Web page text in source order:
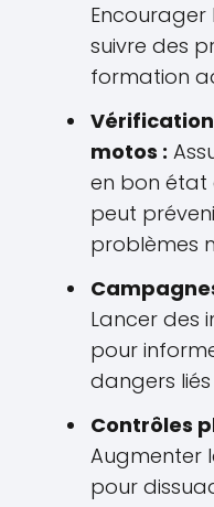
suivre des
formation
motos :
en bon état
peut
problèmes
Lancer des
pour
dangers
Contrôles
Augmenter
pour